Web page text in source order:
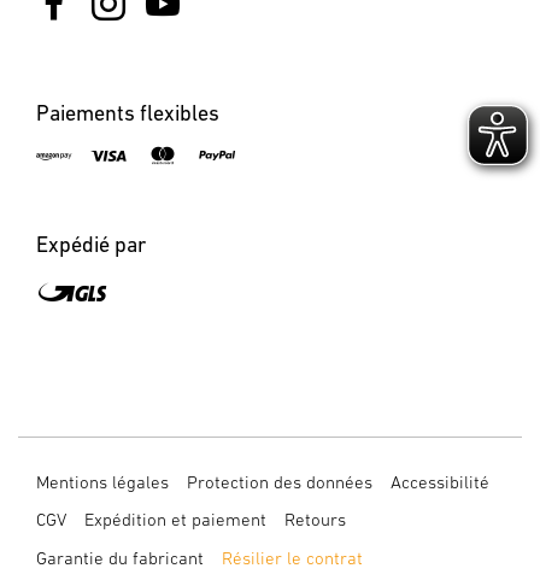
Paiements flexibles
Expédié par
Mentions légales Protection des données
Accessibilité
CGV
Expédition et paiement
Retours
Garantie du fabricant
Résilier le contrat